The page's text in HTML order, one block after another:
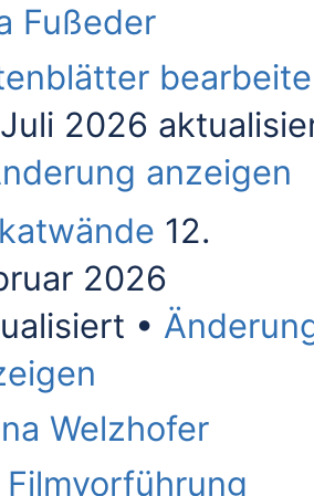
Fußeder
Juli 2026
anzeigen
12.
2026
Welzhofer
Filmvorführung